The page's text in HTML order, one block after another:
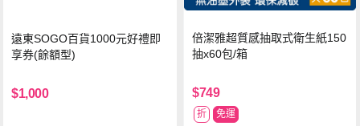
遠東SOGO百貨1000元好禮即
享券(餘額型)
$1,000
倍潔雅超質感抽取式衛生紙150
抽x60包/箱
$749
折 免運